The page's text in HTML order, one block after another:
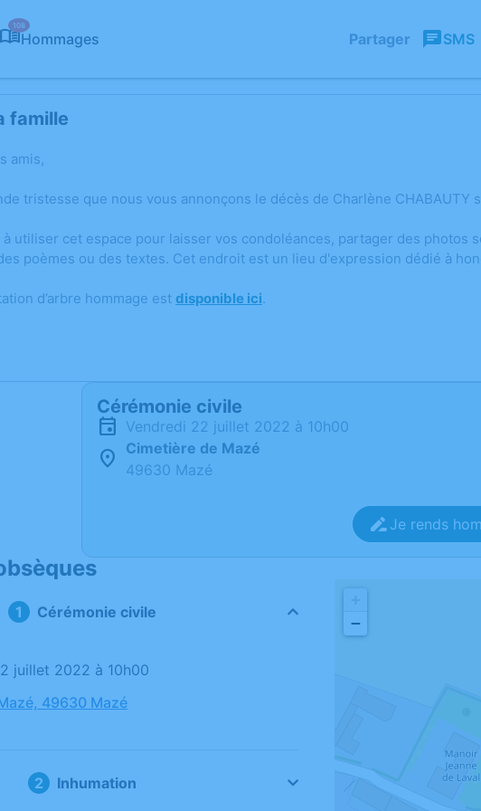
108
Hommages Partager SMS
famille
amis,
tristesse que nous vous annonçons le décès de Charlène
utiliser cet espace pour laisser vos condoléances, partager des photos
poèmes ou des textes. Cet endroit est un lieu d'expression dédié à
d’arbre hommage est disponible ici.
Cérémonie civile
vendredi 22 juillet 2022 à 10h00
Cimetière de Mazé
49630 Mazé
Je rends
Cérémonie civile
juillet 2022 à 10h00
49630 Mazé
Inhumation
−